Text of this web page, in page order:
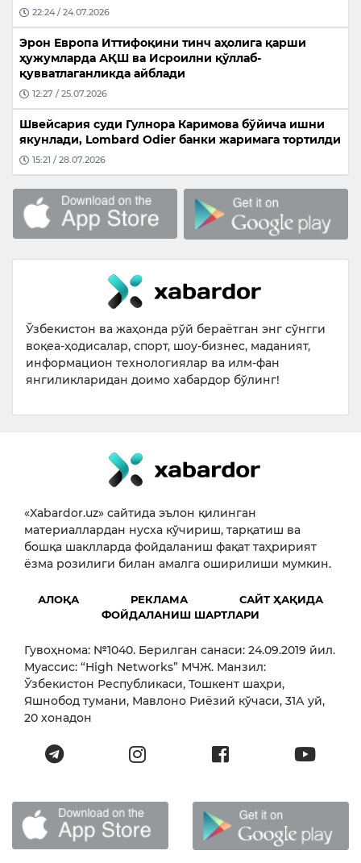
22:24 / 24.07.2026
Эрон Европа Иттифоқини тинч аҳолига қарши
ҳужумларда АҚШ ва Исроилни қўллаб-
қувватлаганликда айблади
12:27 / 25.07.2026
Швейсария суди Гулнора Каримова бўйича ишни
якунлади, Lombard Odier банки жаримага тортилди
15:21 / 28.07.2026
Ўзбекистон ва жаҳонда рўй бераётган энг сўнгги
воқеа-ҳодисалар, спорт, шоу-бизнес, маданият,
информацион технологиялар ва илм-фан
янгиликларидан доимо хабардор бўлинг!
«Xabardor.uz» сайтида эълон қилинган
материаллардан нусха кўчириш, тарқатиш ва
бошқа шаклларда фойдаланиш фақат таҳририят
ёзма розилиги билан амалга оширилиши мумкин.
АЛОҚА РЕКЛАМА
САЙТ ҲАҚИДА
ФОЙДАЛАНИШ ШАРТЛАРИ
Гувоҳнома: №1040. Берилган санаси: 24.09.2019 йил.
Муассис: “High Networks” МЧЖ. Манзил:
Ўзбекистон Республикаси, Тошкент шаҳри,
Яшнобод тумани, Мавлоно Риёзий кўчаси, 31А уй,
20 хонадон